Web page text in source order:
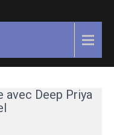
avec Deep Priya